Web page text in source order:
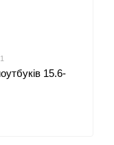
1
15.6-